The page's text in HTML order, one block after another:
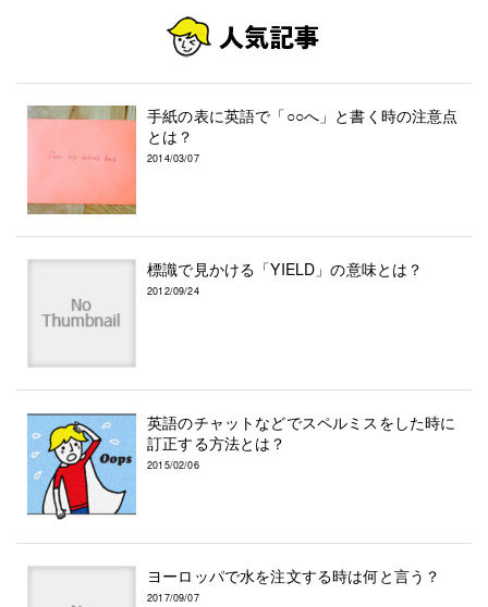
手紙の表に英語で「○○へ」と書く時の注意点
とは？
2014/03/07
標識で見かける「YIELD」の意味とは？
2012/09/24
英語のチャットなどでスペルミスをした時に
訂正する方法とは？
2015/02/06
ヨーロッパで水を注文する時は何と言う？
2017/09/07